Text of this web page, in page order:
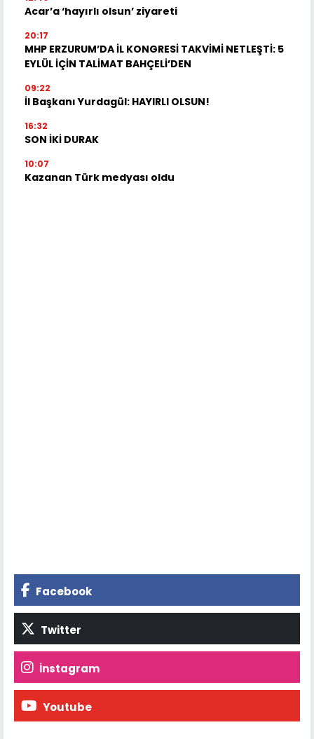
Acar’a ‘hayırlı olsun’ ziyareti
20:17
MHP ERZURUM’DA İL KONGRESİ TAKVİMİ NETLEŞTİ: 5
EYLÜL İÇİN TALİMAT BAHÇELİ’DEN
09:22
İl Başkanı Yurdagül: HAYIRLI OLSUN!
16:32
SON İKİ DURAK
10:07
Kazanan Türk medyası oldu
Facebook
Twitter
İnstagram
Youtube